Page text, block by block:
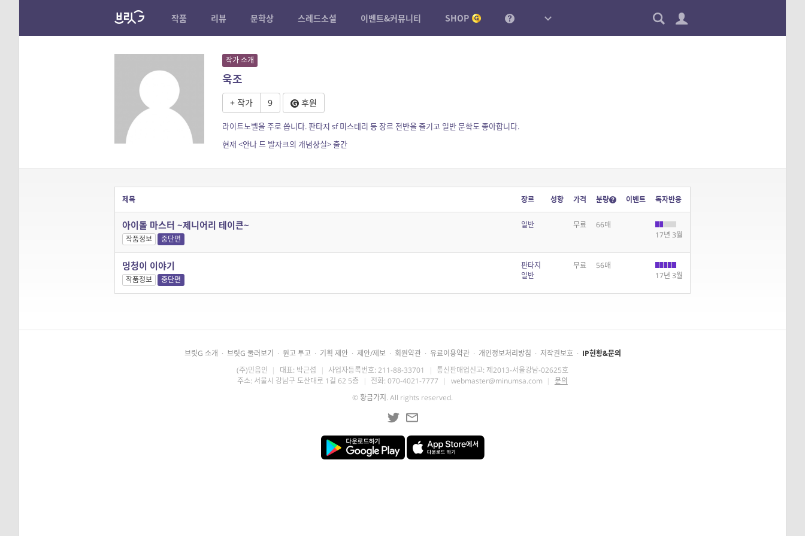
작품 리뷰 문학상 스레드소설 이벤트&커뮤니티 SHOP
작가 소개
욱조
+ 작가 9 후원
라이트노벨을 주로 씁니다. 판타지 sf 미스테리 등 장르 전반을 즐기고 일반 문학도 좋아합니다.
현재 <안나 드 발자크의 개념상실> 출간
제목 장르 성향 가격 분량 이벤트 독자반응
아이돌 마스터 ~제니어리 테이큰~
작품정보 중단편
일반 무료
66매
17년 3월
멍청이 이야기
작품정보 중단편
판타지
일반
무료
56매
17년 3월
브릿G 소개 · 브릿G 둘러보기 · 원고 투고 · 기획 제안 · 제안/제보 · 회원약관 · 유료이용약관 · 개인정보처리방침 · 저작권보호 · IP현황&문의
(주)민음인 | 대표: 박근섭 | 사업자등록번호: 211-88-33701 | 통신판매업신고: 제2013-서울강남-02625호
주소: 서울시 강남구 도산대로 1길 62 5층 | 전화: 070-4021-7777 | webmaster@minumsa.com | 문의
©황금가지 . All rights reserved.